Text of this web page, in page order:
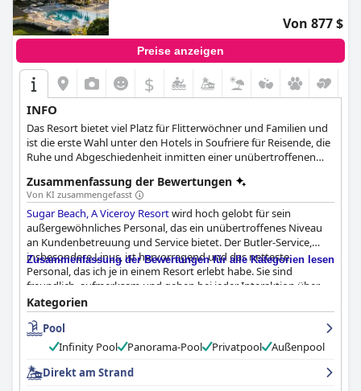
Von 877 $
Preise anzeigen
$
INFO
Das Resort bietet viel Platz für Flitterwöchner und Familien und
ist die erste Wahl unter den Hotels in Soufriere für Reisende, die
Ruhe und Abgeschiedenheit inmitten einer unübertroffenen
Zusammenfassung der Bewertungen
Von KI zusammengefasst
Sugar Beach, A Viceroy Resortwird hoch gelobt für sein
außergewöhnliches Personal, das ein unübertroffenes Niveau
an Kundenbetreuung und Service bietet. Der Butler-Service,
insbesondere Linus, ist hervorragend und das netteste
Personal, das ich je in einem Resort erlebt habe. Sie sind
freundlich, aufmerksam und gehen bei jeder Interaktion über
sich hinaus. Obwohl einige Gäste am ersten Tag kleinere
Probleme mit Unordnung und unfreundlichem Personal hatten,
waren die Butler immer hilfsbereit und aufmerksam. Insgesamt
wird das Personal von Sugar Beach für seinen unglaublichen
Kundenservice gelobt.
Zusammenfassung der Bewertungen für alle Kategorien lesen
Kategorien
Pool
Infinity Pool
Panorama-Pool Privatpool
Außenpool
Direkt am Strand